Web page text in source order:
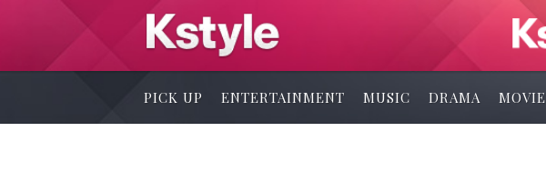
PICK UP ENTERTAINMENT MUSIC DRAMA MOVIE